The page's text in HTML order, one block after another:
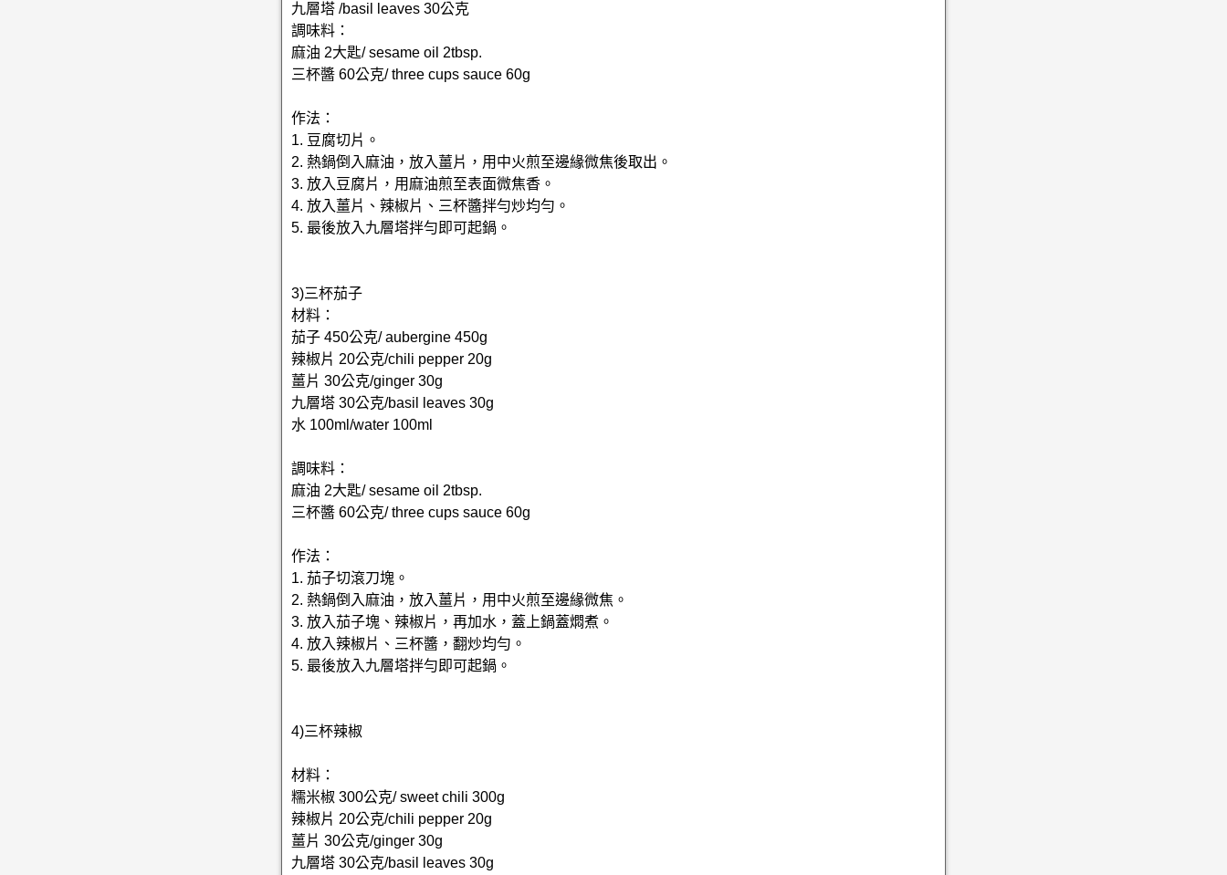
九層塔 /basil leaves 30公克
調味料：
麻油 2大匙/ sesame oil 2tbsp.
三杯醬 60公克/ three cups sauce 60g
作法：
1. 豆腐切片。
2. 熱鍋倒入麻油，放入薑片，用中火煎至邊緣微焦後取出。
3. 放入豆腐片，用麻油煎至表面微焦香。
4. 放入薑片、辣椒片、三杯醬拌勻炒均勻。
5. 最後放入九層塔拌勻即可起鍋。
3)三杯茄子
材料：
茄子 450公克/ aubergine 450g
辣椒片 20公克/chili pepper 20g
薑片 30公克/ginger 30g
九層塔 30公克/basil leaves 30g
水 100ml/water 100ml
調味料：
麻油 2大匙/ sesame oil 2tbsp.
三杯醬 60公克/ three cups sauce 60g
作法：
1. 茄子切滾刀塊。
2. 熱鍋倒入麻油，放入薑片，用中火煎至邊緣微焦。
3. 放入茄子塊、辣椒片，再加水，蓋上鍋蓋燜煮。
4. 放入辣椒片、三杯醬，翻炒均勻。
5. 最後放入九層塔拌勻即可起鍋。
4)三杯辣椒
材料：
糯米椒 300公克/ sweet chili 300g
辣椒片 20公克/chili pepper 20g
薑片 30公克/ginger 30g
九層塔 30公克/basil leaves 30g